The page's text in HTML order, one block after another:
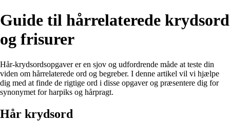
Guide til hårrelaterede krydsord
og frisurer
Hår-krydsordsopgaver er en sjov og udfordrende måde at teste din
viden om hårrelaterede ord og begreber. I denne artikel vil vi hjælpe
dig med at finde de rigtige ord i disse opgaver og præsentere dig for
synonymet for harpiks og hårpragt.
Hår krydsord